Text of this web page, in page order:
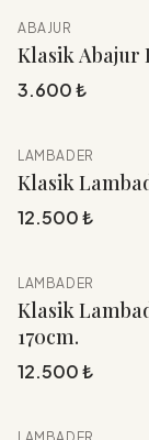
YENİ
ABAJUR
Klasik Abajur
3.600 ₺
YENİ
LAMBADER
Klasik
12.500 ₺
YENİ
LAMBADER
Klasik
170cm.
12.500 ₺
YENİ